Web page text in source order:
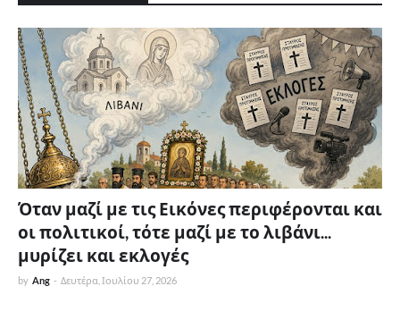
Όταν μαζί με τις Εικόνες περιφέρονται και
οι πολιτικοί, τότε μαζί με το λιβάνι...
μυρίζει και εκλογές
by Ang - Δευτέρα, Ιουλίου 27, 2026